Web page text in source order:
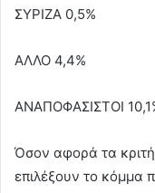
ΣΥΡΙΖΑ 0,5%
ΑΛΛΟ 4,4%
ΑΝΑΠΟΦΑΣΙΣΤΟΙ
Όσον αφορά τα
επιλέξουν το κόμμα